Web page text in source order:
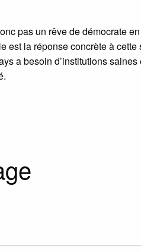
pas un rêve de démocrate
est la réponse concrète à
a besoin d’institutions